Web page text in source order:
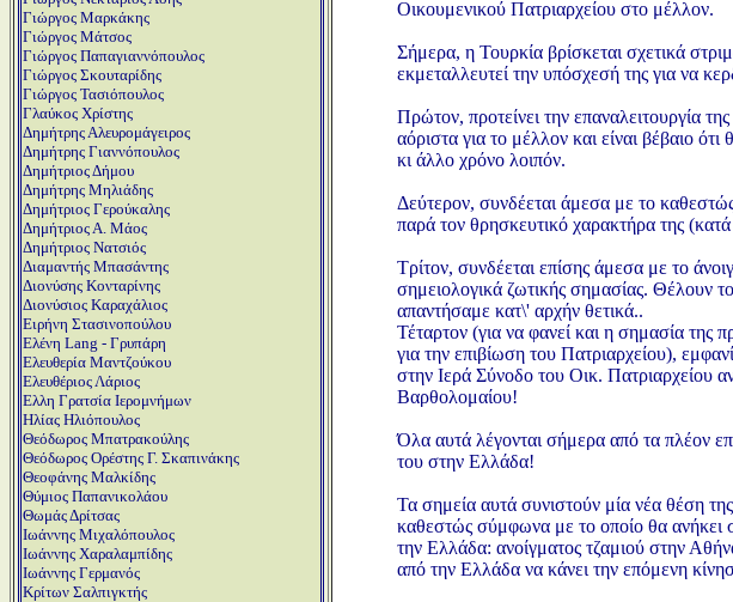
Γιώργος Μαρκάκης
Γιώργος Μάτσος
Γιώργος Παπαγιαννόπουλος
Γιώργος Σκουταρίδης
Γιώργος Τασιόπουλος
Γλαύκος Χρίστης
Δημήτρης Αλευρομάγειρος
Δημήτρης Γιαννόπουλος
Δημήτριος Δήμου
Δημήτρης Μηλιάδης
Δημήτριος Γερούκαλης
Δημήτριος Α. Μάος
Δημήτριος Νατσιός
Διαμαντής Μπασάντης
Διονύσης Κονταρίνης
Διονύσιος Καραχάλιος
Ειρήνη Στασινοπούλου
Ελένη Lang - Γρυπάρη
Ελευθερία Μαντζούκου
Ελευθέριος Λάριος
Ελλη Γρατσία Ιερομνήμων
Ηλίας Ηλιόπουλος
Θεόδωρος Μπατρακούλης
Θεόδωρος Ορέστης Γ. Σκαπινάκης
Θεοφάνης Μαλκίδης
Θύμιος Παπανικολάου
Θωμάς Δρίτσας
Ιωάννης Μιχαλόπουλος
Ιωάννης Χαραλαμπίδης
Ιωάννης Γερμανός
Κρίτων Σαλπιγκτής
Οικουμενικού Πατριαρχείου στο μέλλον.
Σήμερα, η Τουρκία βρίσκεται σχετικά
εκμεταλλευτεί την υπόσχεσή της για να
Πρώτον, προτείνει την επαναλειτουργία
αόριστα για το μέλλον και είναι βέβαιο
κι άλλο χρόνο λοιπόν.
Δεύτερον, συνδέεται άμεσα με το
παρά τον θρησκευτικό χαρακτήρα της
Τρίτον, συνδέεται επίσης άμεσα με το
σημειολογικά ζωτικής σημασίας. Θέλουν
απαντήσαμε κατ\' αρχήν θετικά..
Τέταρτον (για να φανεί και η σημασία της
για την επιβίωση του Πατριαρχείου),
στην Ιερά Σύνοδο του Οικ. Πατριαρχείου
Βαρθολομαίου!
Όλα αυτά λέγονται σήμερα από τα πλέον
του στην Ελλάδα!
Τα σημεία αυτά συνιστούν μία νέα θέση
καθεστώς σύμφωνα με το οποίο θα ανήκει
την Ελλάδα: ανοίγματος τζαμιού στην
από την Ελλάδα να κάνει την επόμενη